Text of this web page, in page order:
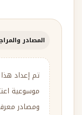
المصادر
تم إعداد
موسوعية
ومصادر